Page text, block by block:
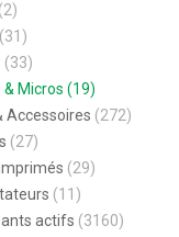
(2)
(31)
(33)
Micros (19)
Accessoires (272)
(27)
(29)
(11)
actifs (3160)